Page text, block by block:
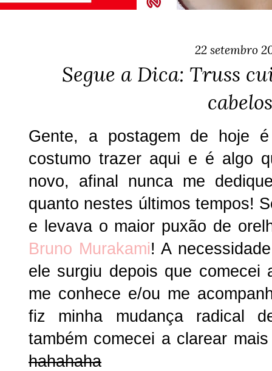
22 setembro
Segue a Dica: Truss
cabelos
Gente, a postagem de hoje
costumo trazer aqui e é algo
novo, afinal nunca me
quanto nestes últimos tempos!
e levava o maior puxão de
Bruno Murakami! A
ele surgiu depois que comecei
me conhece e/ou me
fiz minha mudança radical
também comecei a clarear
hahahaha